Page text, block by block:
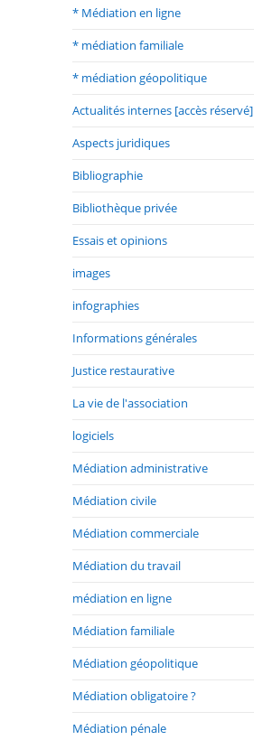
* Médiation en ligne
* médiation familiale
* médiation géopolitique
Actualités internes [accès réservé]
Aspects juridiques
Bibliographie
Bibliothèque privée
Essais et opinions
images
infographies
Informations générales
Justice restaurative
La vie de l'association
logiciels
Médiation administrative
Médiation civile
Médiation commerciale
Médiation du travail
médiation en ligne
Médiation familiale
Médiation géopolitique
Médiation obligatoire ?
Médiation pénale